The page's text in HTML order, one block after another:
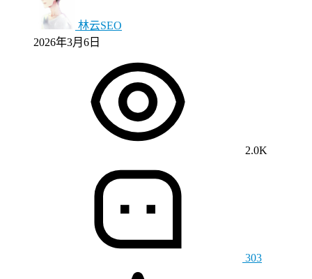
林云SEO
2026年3月6日
2.0K
303